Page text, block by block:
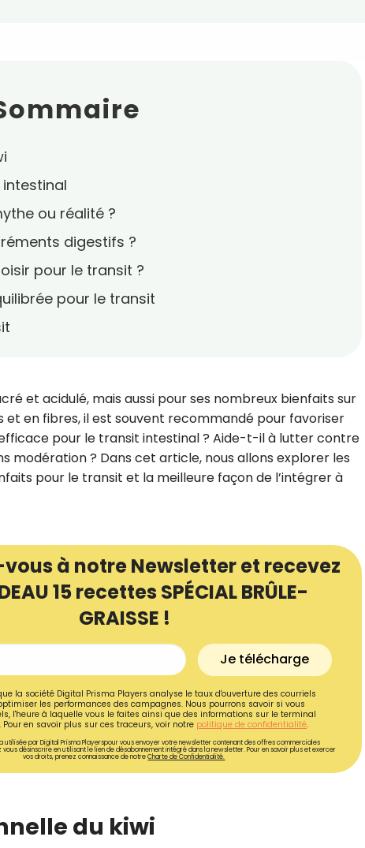
intestinal
ou réalité ?
digestifs ?
pour le transit ?
pour le transit
et acidulé, mais aussi pour ses nombreux bienfaits sur
et en fibres, il est souvent recommandé pour favoriser
pour le transit intestinal ? Aide-t-il à lutter contre
modération ? Dans cet article, nous allons explorer les
pour le transit et la meilleure façon de l’intégrer à
à notre Newsletter et recevez
15 recettes SPÉCIAL BRÛLE-
GRAISSE !
Je télécharge
la société Digital Prisma Players analyse le taux d'ouverture des courriels
les performances des campagnes. Nous pourrons savoir si vous
l'heure à laquelle vous le faites ainsi que des informations sur le terminal
en savoir plus sur ces traceurs, voir notre politique de confidentialité.
utilisée par Digital Prisma Playerspour vous envoyer votre newsletter contenant des offres commerciales
désinscrire en utilisant le lien de désabonnement intégré dans la newsletter. Pour en savoir plus et exercer
vos droits, prenez connaissance de notreCharte de Confidentialité.
du kiwi
Recevez gratuitement 180